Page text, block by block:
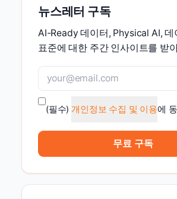
뉴스레터 구독
AI-Ready 데이터, Physical AI, 데
표준에 대한 주간 인사이트를 받
(필수) 개인정보 수집 및 이용에
무료 구독